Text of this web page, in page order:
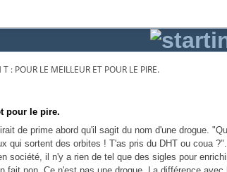
: POUR LE MEILLEUR ET POUR LE PIRE.
pour le pire.
de prime abord qu'il sagit du nom d'une drogue.
qui sortent des orbites ! T'as pris du DHT ou coua
société, il n'y a rien de tel que des sigles pour